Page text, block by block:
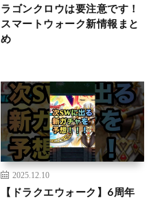
ラゴンクロウは要注意です！
スマートウォーク新情報まと
め
2025.12.10
【ドラクエウォーク】6周年